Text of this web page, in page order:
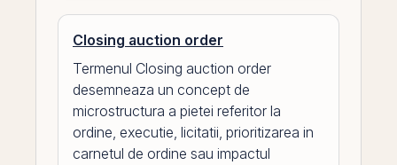
Closing auction order
Termenul Closing auction order
desemneaza un concept de
microstructura a pietei referitor la
ordine, executie, licitatii, prioritizarea in
carnetul de ordine sau impactul